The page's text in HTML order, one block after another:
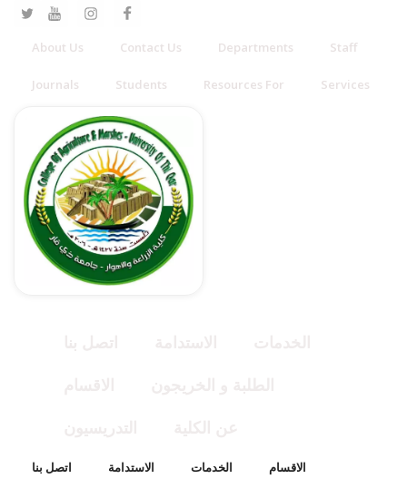
About Us Contact Us Departments Staff
Journals Students Resources For Services
اتصل بنا الاستدامة الخدمات الاقسام